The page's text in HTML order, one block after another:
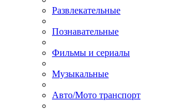
Развлекательные
Познавательные
Фильмы и сериалы
Музыкальные
Авто/Мото транспорт